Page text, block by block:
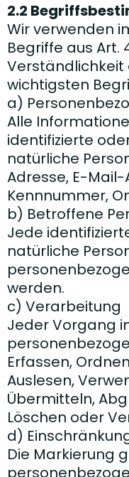
2.2
Wir verwenden
Begriffe aus Art.
Verständlichkeit
wichtigsten
a)
Alle
identifizierte
natürliche
Adresse, E-
Kennnummer,
b) Betroffene
Jede
natürliche
werden.
c) Verarbeitung
Jeder Vorgang
Erfassen,
Auslesen,
Übermitteln,
Löschen oder
d)
Die Markierung